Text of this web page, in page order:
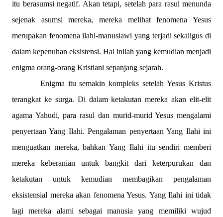
itu berasumsi negatif. Akan tetapi, setelah para rasul menunda
sejenak asumsi mereka, mereka melihat fenomena Yesus
merupakan fenomena ilahi-manusiawi yang terjadi sekaligus di
dalam kepenuhan eksistensi. Hal inilah yang kemudian menjadi
enigma orang-orang Kristiani sepanjang sejarah.
Enigma itu semakin kompleks setelah Yesus Kristus
terangkat ke surga. Di dalam ketakutan mereka akan elit-elit
agama Yahudi, para rasul dan murid-murid Yesus mengalami
penyertaan Yang Ilahi. Pengalaman penyertaan Yang Ilahi ini
menguatkan mereka, bahkan Yang Ilahi itu sendiri memberi
mereka keberanian untuk bangkit dari keterpurukan dan
ketakutan untuk kemudian membagikan pengalaman
eksistensial mereka akan fenomena Yesus. Yang Ilahi ini tidak
lagi mereka alami sebagai manusia yang memiliki wujud